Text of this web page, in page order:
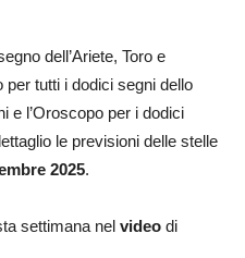
dell’Ariete, Toro e
per tutti i dodici segni dello
e l’Oroscopo per i dodici
le previsioni delle stelle
2025.
settimana nel video di